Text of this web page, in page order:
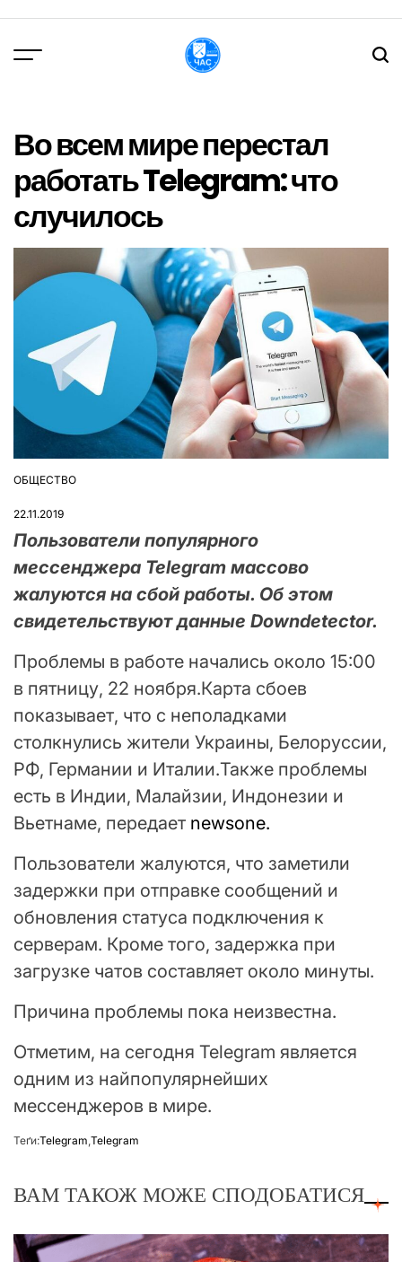
вмісту
Во всем мире перестал
работать Telegram: что
случилось
ОПУБЛІКУВАТИ
ОБЩЕСТВО
22.11.2019
Пользователи популярного
мессенджера Telegram массово
жалуются на сбой работы. Об этом
свидетельствуют данные Downdetector.
Проблемы в работе начались около 15:00
в пятницу, 22 ноября.Карта сбоев
показывает, что с неполадками
столкнулись жители Украины, Белоруссии,
РФ, Германии и Италии.Также проблемы
есть в Индии, Малайзии, Индонезии и
Вьетнаме, передает newsone.
Пользователи жалуются, что заметили
задержки при отправке сообщений и
обновления статуса подключения к
серверам. Кроме того, задержка при
загрузке чатов составляет около минуты.
Причина проблемы пока неизвестна.
Отметим, на сегодня Telegram является
одним из найпопулярнейших
мессенджеров в мире.
Теґи:Telegram,Telegram
ВАМ ТАКОЖ МОЖЕ СПОДОБАТИСЯ